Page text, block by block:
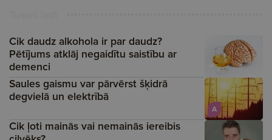
Cik daudz alkohola ir par daudz?
Pētījums atklāj negaidītu saistību ar
demenci
A
Saules gaismu var pārvērst šķidrā
degvielā un elektrībā
Cik ļoti mainās vai nemainās iereibis